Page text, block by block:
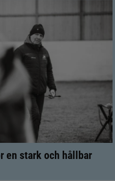
en stark och hållbar